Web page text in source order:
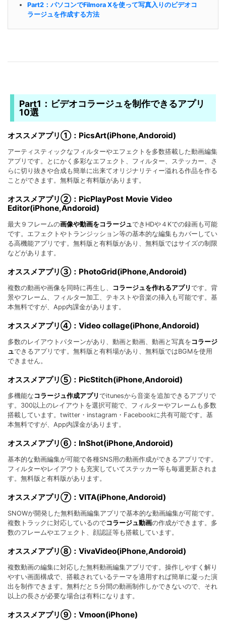
Part2：パソコンでFilmora Xを使って写真入りのビデオコ
ラージュを作成する方法
Part1：ビデオコラージュを制作できるアプリ
10選
オススメアプリ①：PicsArt(iPhone,Andoroid)
アーティスティックなフィルターやエフェクトを多数搭載した動画編集
アプリです。とにかく多彩なエフェクト、フィルター、ステッカー、さ
らに切り抜きや合成も簡単に出来てオリジナリティー溢れる作品を作る
ことができます。無料版と有料版があります。
オススメアプリ②：PicPlayPost Movie Video
Editor(iPhone,Andoroid)
最大９フレームの画像や動画をコラージュできHDや４Kでの録画も可能
です。エフェクトやトランジッション等の基本的な編集もカバーしてい
る高機能アプリです。無料版と有料版があり、無料版ではサイズの制限
などがあります。
オススメアプリ③：PhotoGrid(iPhone,Andoroid)
複数の動画や画像を同時に再生し、 コラージュを作れるアプリです。背
景やフレーム、フィルター加工、テキストや音楽の挿入も可能です。基
本無料ですが、App内課金があります。
オススメアプリ④：Video collage(iPhone,Andoroid)
多数のレイアウトパターンがあり、動画と動画、動画と写真を コラージ
ュできるアプリです。無料版と有料場があり、無料版ではBGMを使用
できません。
オススメアプリ⑤：PicStitch(iPhone,Andoroid)
多機能な コラージュ作成アプリでitunesから音楽を追加できるアプリで
す。300以上のレイアウトを選択可能で、フィルターやフレームも多数
搭載しています。twitter・instagram・Facebookに共有可能です。基
本無料ですが、App内課金があります。
オススメアプリ⑥：InShot(iPhone,Andoroid)
基本的な動画編集が可能で各種SNS用の動画作成ができるアプリです。
フィルターやレイアウトも充実していてステッカー等も毎週更新されま
す。無料版と有料版があります。
オススメアプリ⑦：VITA(iPhone,Andoroid)
SNOWが開発した無料動画編集アプリで基本的な動画編集が可能です。
複数トラックに対応しているのでコラージュ動画の作成ができます。多
数のフレームやエフェクト、顔認証等も搭載しています。
オススメアプリ⑧：VivaVideo(iPhone,Andoroid)
複数動画の編集に対応した無料動画編集アプリです。操作しやすく解り
やすい画面構成で、搭載されているテーマを適用すれば簡単に凝った演
出を制作できます。無料だと５分間の動画制作しかできないので、それ
以上の長さが必要な場合は有料になります。
オススメアプリ⑨：Vmoon(iPhone)